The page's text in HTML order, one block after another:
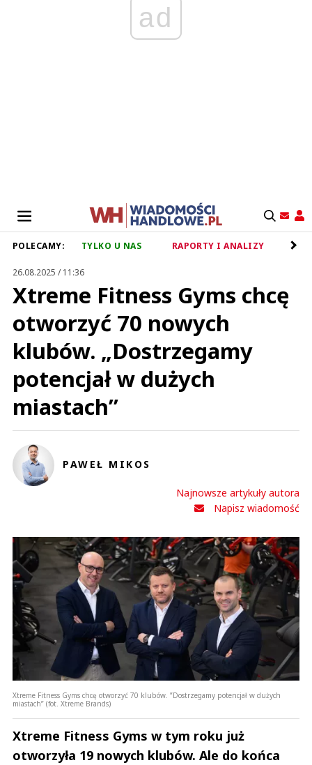
ad
POLECAMY: TYLKO U NAS RAPORTY I ANALIZY
26.08.2025 / 11:36
Xtreme Fitness Gyms chcę
otworzyć 70 nowych
klubów. „Dostrzegamy
potencjał w dużych
miastach”
PAWEŁ MIKOS
Najnowsze artykuły autora
Napisz wiadomość
Xtreme Fitness Gyms chcę otworzyć 70 klubów. ”Dostrzegamy potencjał w dużych
miastach” (fot. Xtreme Brands)
Xtreme Fitness Gyms w tym roku już
otworzyła 19 nowych klubów. Ale do końca